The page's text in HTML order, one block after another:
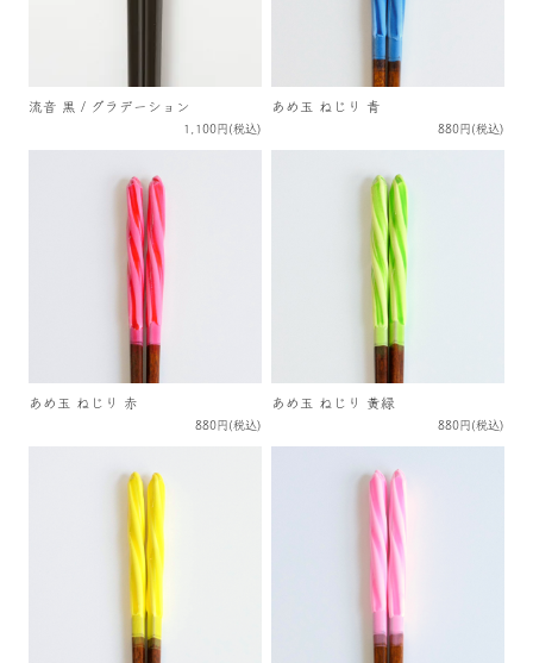
流音 黒 / グラデーション
1,100円(税込)
あめ玉 ねじり 青
880円(税込)
あめ玉 ねじり 赤
880円(税込)
あめ玉 ねじり 黄緑
880円(税込)